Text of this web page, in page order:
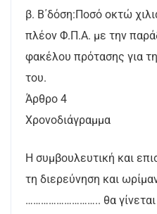
β. Β΄δόση:Ποσό οκτώ
πλέον Φ.Π.Α. με την
φακέλου πρότασης για
του.
Άρθρο 4
Χρονοδιάγραμμα
Η συμβουλευτική και
τη διερεύνηση και
……………………….. θα γίνεται